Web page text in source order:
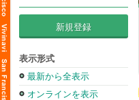
新規登録
表示形式
最新から全表示
オンラインを表示